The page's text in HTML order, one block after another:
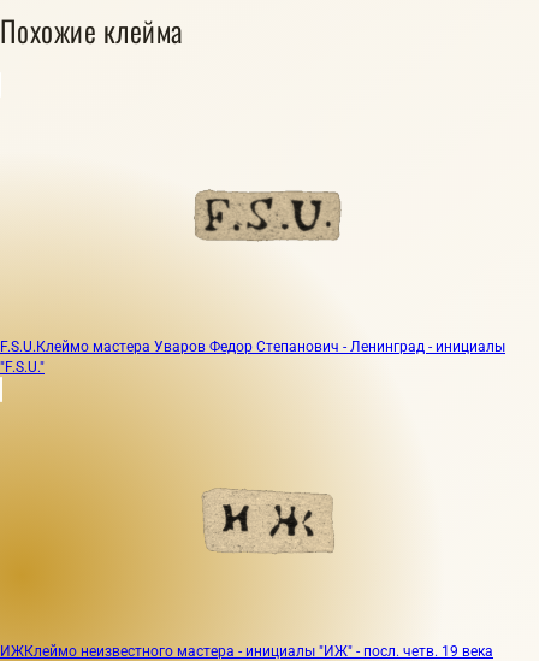
Похожие клейма
F.S.U.Клеймо мастера Уваров Федор Степанович - Ленинград - инициалы
"F.S.U."
ИЖКлеймо неизвестного мастера - инициалы "ИЖ" - посл. четв. 19 века